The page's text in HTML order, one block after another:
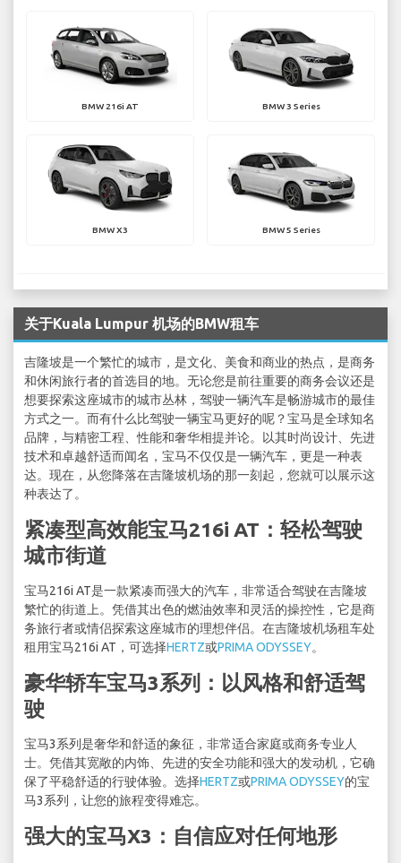
BMW 216i AT BMW 3 Series
BMW X3 BMW 5 Series
关于Kuala Lumpur 机场的BMW租车
吉隆坡是一个繁忙的城市，是文化、美食和商业的热点，是商务
和休闲旅行者的首选目的地。无论您是前往重要的商务会议还是
想要探索这座城市的城市丛林，驾驶一辆汽车是畅游城市的最佳
方式之一。而有什么比驾驶一辆宝马更好的呢？宝马是全球知名
品牌，与精密工程、性能和奢华相提并论。以其时尚设计、先进
技术和卓越舒适而闻名，宝马不仅仅是一辆汽车，更是一种表
达。现在，从您降落在吉隆坡机场的那一刻起，您就可以展示这
种表达了。
紧凑型高效能宝马216i AT：轻松驾驶
城市街道
宝马216i AT是一款紧凑而强大的汽车，非常适合驾驶在吉隆坡
繁忙的街道上。凭借其出色的燃油效率和灵活的操控性，它是商
务旅行者或情侣探索这座城市的理想伴侣。在吉隆坡机场租车处
租用宝马216i AT，可选择HERTZ或PRIMA ODYSSEY。
豪华轿车宝马3系列：以风格和舒适驾
驶
宝马3系列是奢华和舒适的象征，非常适合家庭或商务专业人
士。凭借其宽敞的内饰、先进的安全功能和强大的发动机，它确
保了平稳舒适的行驶体验。选择HERTZ或PRIMA ODYSSEY的宝
马3系列，让您的旅程变得难忘。
强大的宝马X3：自信应对任何地形